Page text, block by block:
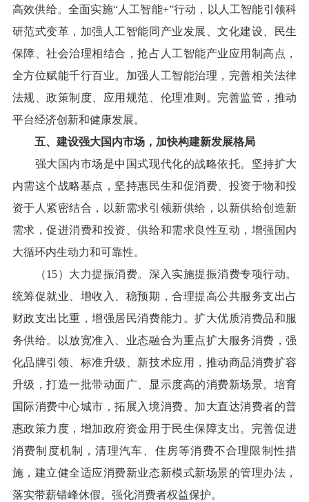
高效供给。全面实施“人工智能+”行动，以人工智能引领科
研范式变革，加强人工智能同产业发展、文化建设、民生
保障、社会治理相结合，抢占人工智能产业应用制高点，
全方位赋能千行百业。加强人工智能治理，完善相关法律
法规、政策制度、应用规范、伦理准则。完善监管，推动
平台经济创新和健康发展。
五、建设强大国内市场，加快构建新发展格局
强大国内市场是中国式现代化的战略依托。坚持扩大
内需这个战略基点，坚持惠民生和促消费、投资于物和投
资于人紧密结合，以新需求引领新供给，以新供给创造新
需求，促进消费和投资、供给和需求良性互动，增强国内
大循环内生动力和可靠性。
（15）大力提振消费。深入实施提振消费专项行动。
统筹促就业、增收入、稳预期，合理提高公共服务支出占
财政支出比重，增强居民消费能力。扩大优质消费品和服
务供给。以放宽准入、业态融合为重点扩大服务消费，强
化品牌引领、标准升级、新技术应用，推动商品消费扩容
升级，打造一批带动面广、显示度高的消费新场景。培育
国际消费中心城市，拓展入境消费。加大直达消费者的普
惠政策力度，增加政府资金用于民生保障支出。完善促进
消费制度机制，清理汽车、住房等消费不合理限制性措
施，建立健全适应消费新业态新模式新场景的管理办法，
落实带薪错峰休假。强化消费者权益保护。